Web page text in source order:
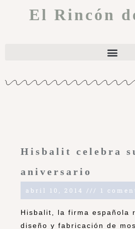
El Rincón
Hisbalit celebra
aniversario
abril 10, 2014 1
Hisbalit, la firma española
diseño y fabricación de